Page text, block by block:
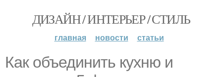
ДИЗАЙН / ИНТЕРЬЕР / СТИЛЬ
главная новости статьи
Как объединить кухню и